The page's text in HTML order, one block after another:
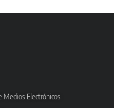
Medios Electrónicos